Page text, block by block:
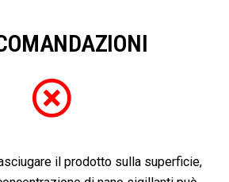
il prodotto sulla superficie,